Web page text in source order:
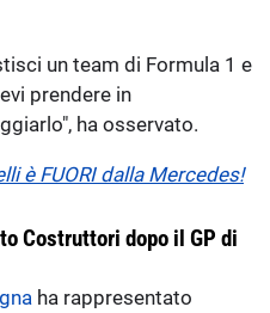
un team di Formula 1 e
prendere in
ha osservato.
è FUORI dalla Mercedes!
Costruttori dopo il GP di
ha rappresentato